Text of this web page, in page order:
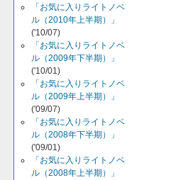
「お気に入りライトノベ
ル（2010年上半期）」
('10/07)
「お気に入りライトノベ
ル（2009年下半期）」
('10/01)
「お気に入りライトノベ
ル（2009年上半期）」
('09/07)
「お気に入りライトノベ
ル（2008年下半期）」
('09/01)
「お気に入りライトノベ
ル（2008年上半期）」